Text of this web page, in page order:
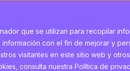
que se utilizan para recopilar
con el fin de mejorar y
visitantes en este sitio web y
consulta nuestra Política de